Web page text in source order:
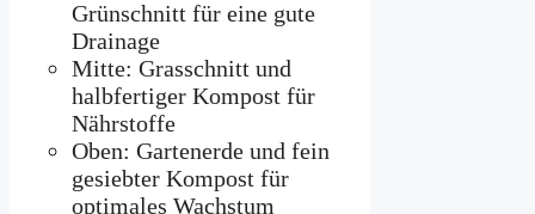
Grünschnitt für eine gute
Drainage
Mitte: Grasschnitt und
halbfertiger Kompost für
Nährstoffe
Oben: Gartenerde und fein
gesiebter Kompost für
optimales Wachstum